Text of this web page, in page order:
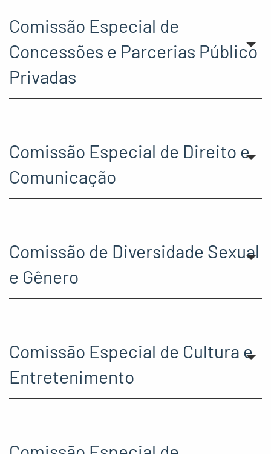
Comissão Especial de
Concessões e Parcerias Público
Privadas
Comissão Especial de Direito e
Comunicação
Comissão de Diversidade Sexual
e Gênero
Comissão Especial de Cultura e
Entretenimento